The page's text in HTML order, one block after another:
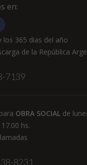
en:
los 365 dias del año
de la República
7139
OBRA SOCIAL de
hs.
8231